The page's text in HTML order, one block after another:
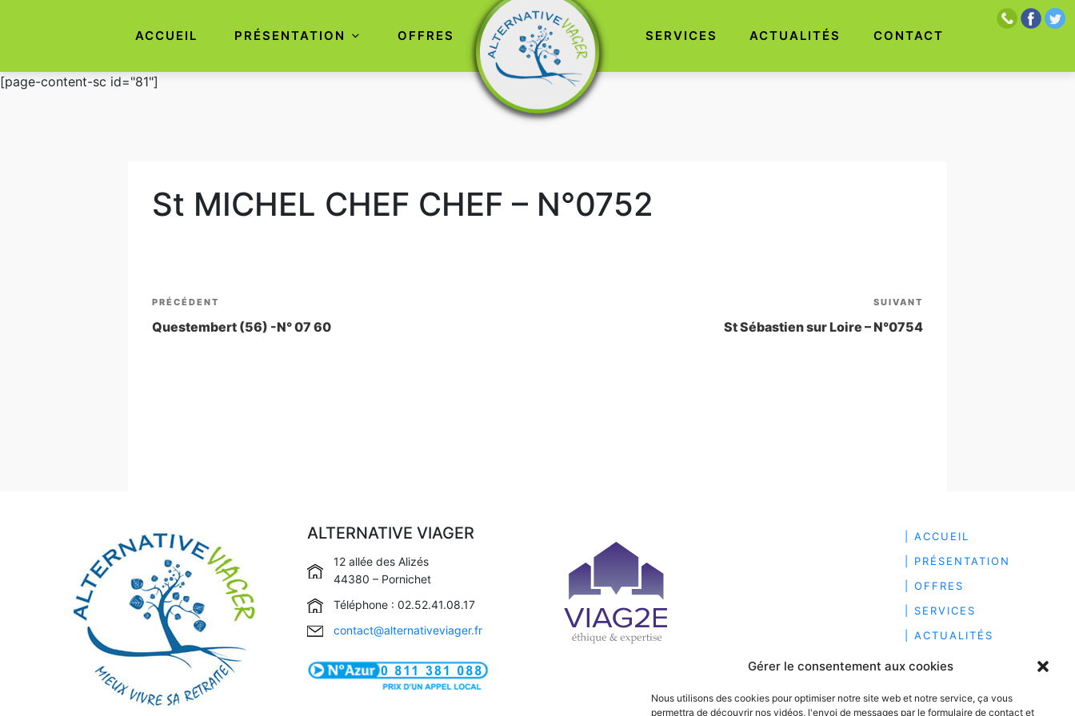
Gérer le consentement aux cookies
Nous utilisons des cookies pour optimiser notre site web et notre service, ça vous
permettra de découvrir nos vidéos, l'envoi de messages par le formulaire de contact et
Aller
ACCUEIL PRÉSENTATION OFFRES SERVICES ACTUALITÉS CONTACT
[page-content-sc id="81"]
St MICHEL CHEF CHEF – N°0752
Navigation
de
Article
précédent
PRÉCÉDENT
Questembert (56) -N° 07 60
SUIVANT
St Sébastien sur Loire – N°0754
ALTERNATIVE VIAGER
12 allée des Alizés
44380 – Pornichet
Téléphone : 02.52.41.08.17
contact@alternativeviager.fr
| ACCUEIL
| PRÉSENTATION
| OFFRES
| SERVICES
| ACTUALITÉS
| RECRUTEMENT
| CONTACT